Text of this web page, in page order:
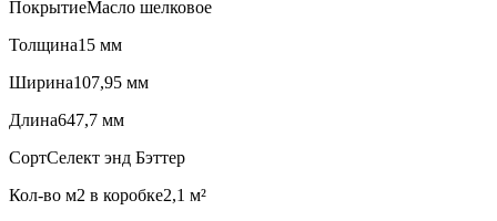
ПокрытиеМасло шелковое
Толщина15 мм
Ширина107,95 мм
Длина647,7 мм
СортСелект энд Бэттер
Кол-во м2 в коробке2,1 м²